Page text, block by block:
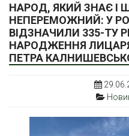
НАРОД, ЯКИЙ ЗНАЄ І
НЕПЕРЕМОЖНИЙ: У
ВІДЗНАЧИЛИ 335-ТУ
НАРОДЖЕННЯ
ПЕТРА